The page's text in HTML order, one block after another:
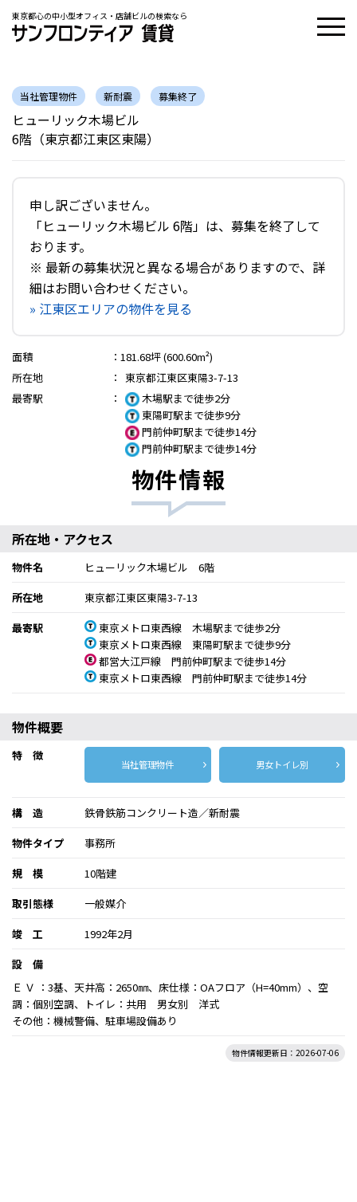
東京都心の中小型オフィス・店舗ビルの検索なら
当社管理物件 新耐震 募集終了
ヒューリック木場ビル
6階（東京都江東区東陽）
申し訳ございません。
「ヒューリック木場ビル 6階」は、募集を終了して
おります。
※ 最新の募集状況と異なる場合がありますので、詳
細はお問い合わせください。
» 江東区エリアの物件を見る
面積 ： 181.68坪 (600.60m²)
所在地
：
東京都江東区東陽3-7-13
最寄駅
：
木場駅まで徒歩2分
東陽町駅まで徒歩9分
門前仲町駅まで徒歩14分
門前仲町駅まで徒歩14分
物件情報
所在地・アクセス
物件名
ヒューリック木場ビル 6階
所在地
東京都江東区東陽3-7-13
最寄駅
東京メトロ東西線 木場駅まで徒歩2分
東京メトロ東西線 東陽町駅まで徒歩9分
都営大江戸線 門前仲町駅まで徒歩14分
東京メトロ東西線 門前仲町駅まで徒歩14分
物件概要
特 徴
当社管理物件 男女トイレ別
構 造
鉄骨鉄筋コンクリート造／新耐震
物件タイプ
事務所
規 模
10階建
取引態様
一般媒介
竣 工
1992年2月
設 備
Ｅ Ｖ ：3基、天井高：2650㎜、床仕様：OAフロア（H=40mm）、空
調：個別空調、トイレ：共用 男女別 洋式
その他：機械警備、駐車場設備あり
物件情報更新日：2026-07-06